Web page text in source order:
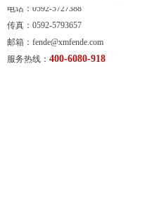
电话：0592-5727388
传真：0592-5793657
邮箱：fende@xmfende.com
服务热线： 400-6080-918